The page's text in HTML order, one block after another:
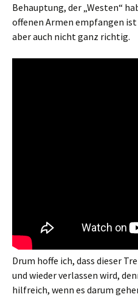
Behauptung, der „Westen“
offenen Armen empfangen
aber auch nicht ganz richtig.
Drum hoffe ich, dass dieser
und wieder verlassen wird,
hilfreich, wenn es darum